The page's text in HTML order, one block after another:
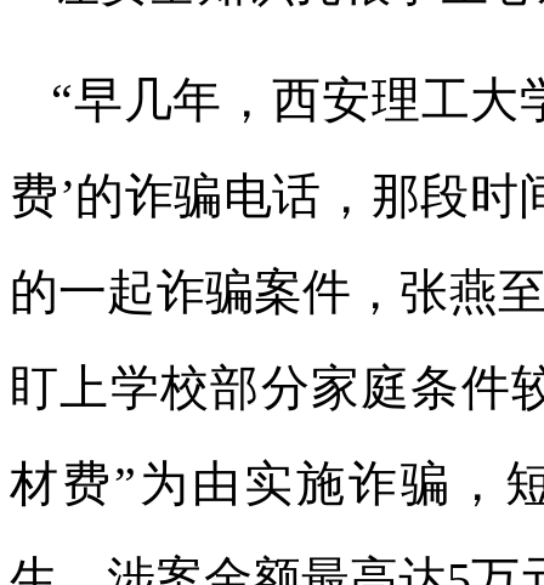
“早几年，西安理工大
费’的诈骗电话，那段时
的一起诈骗案件，张燕
盯上学校部分家庭条件
材费”为由实施诈骗，